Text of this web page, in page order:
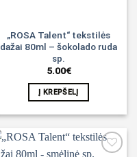
„ROSA Talent“ tekstilės
dažai 80ml – šokolado ruda
sp.
5.00€
Į KREPŠELĮ